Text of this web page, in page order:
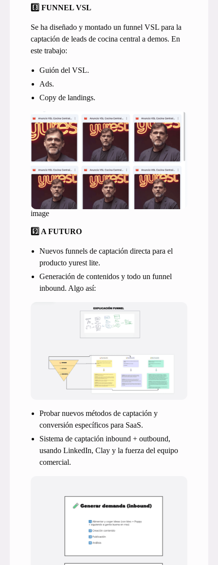
8️⃣ FUNNEL VSL
Se ha diseñado y montado un funnel VSL para la
captación de leads de cocina central a demos. En
este trabajo:
Guión del VSL.
Ads.
Copy de landings.
image
9️⃣ A FUTURO
Nuevos funnels de captación directa para el
producto yurest lite.
Generación de contenidos y todo un funnel
inbound. Algo así:
Probar nuevos métodos de captación y
conversión específicos para SaaS.
Sistema de captación inbound + outbound,
usando LinkedIn, Clay y la fuerza del equipo
comercial.